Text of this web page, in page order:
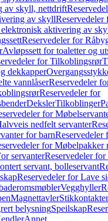
av skyll, nettdrift
av skyll
aktivering av
Reservedeler for
Avløpssett for toaletter og
for Tilkoblingsrør
dekkapper
vannlåserReservedeler
Reservedeler for
DekslerTilkoblinger
for
nedfelt servanter
for barnReservedeler
for Møbelpakker
servanterReservedeler
servant, bolleservant
Reservedeler for Lave
Vegghyller
MagnettavlerStikkontakter
belysningSpeilskap
Annet